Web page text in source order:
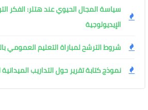
سياسة المجال الحيوي عند هتلر: الفكر
الإيديولوجية
شروط الترشح لمباراة التعليم العمومي
نموذج كتابة تقرير حول التداريب